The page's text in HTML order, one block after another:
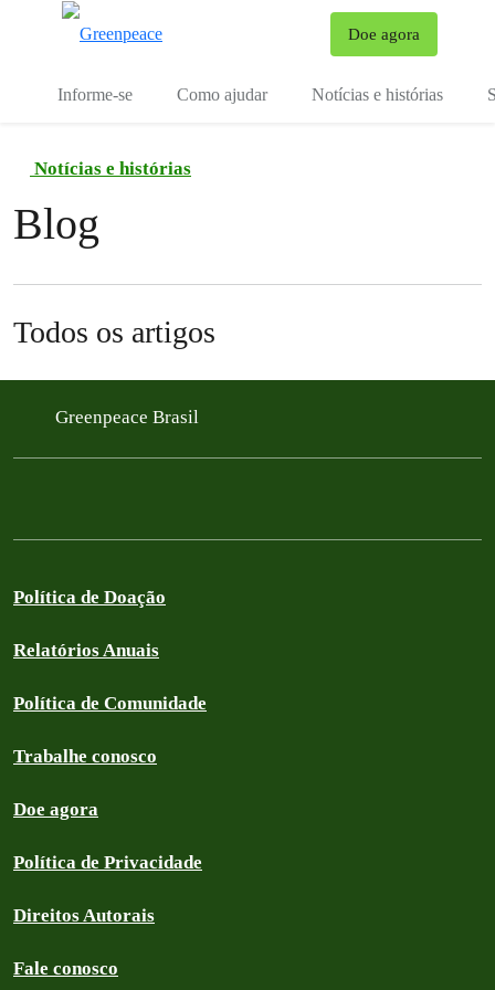
Doe agora
Informe-se Como ajudar Notícias e histórias
Notícias e histórias
Blog
Todos os artigos
Greenpeace Brasil
Política de Doação
Relatórios Anuais
Política de Comunidade
Trabalhe conosco
Doe agora
Política de Privacidade
Direitos Autorais
Fale conosco